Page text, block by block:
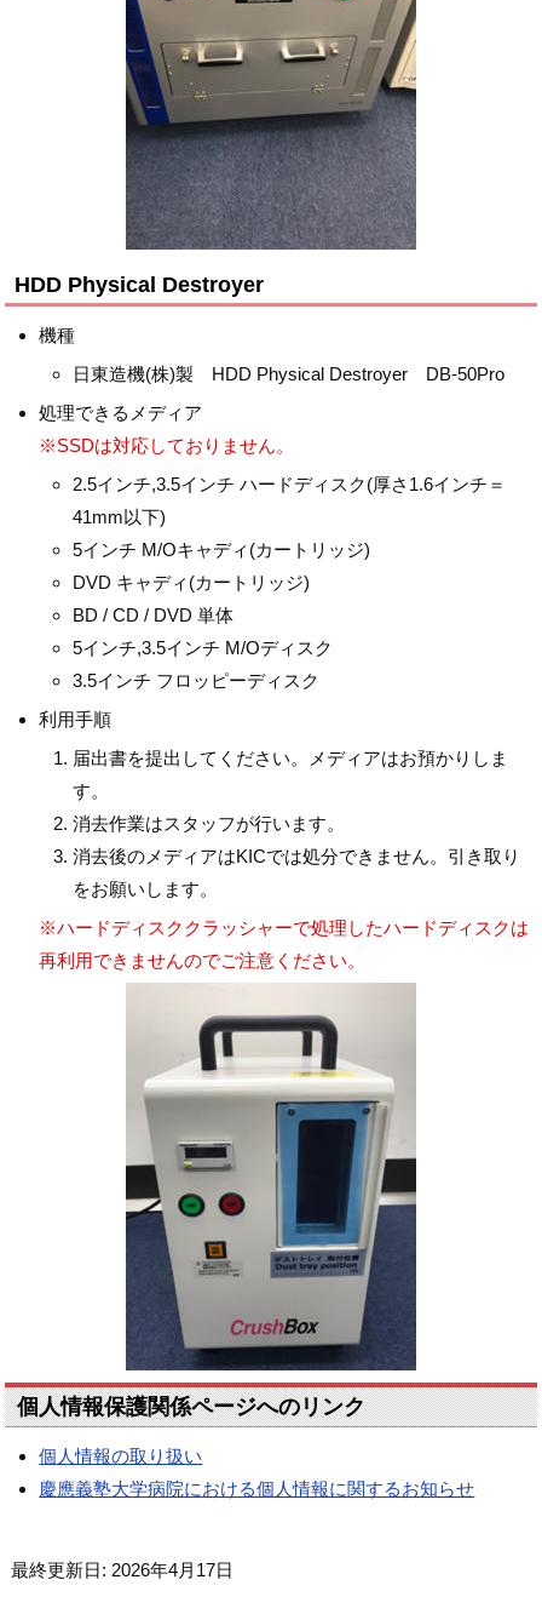
HDD Physical Destroyer
機種
日東造機(株)製 HDD Physical Destroyer DB-50Pro
処理できるメディア
※SSDは対応しておりません。
2.5インチ,3.5インチ ハードディスク(厚さ1.6インチ＝
41mm以下)
5インチ M/Oキャディ(カートリッジ)
DVD キャディ(カートリッジ)
BD / CD / DVD 単体
5インチ,3.5インチ M/Oディスク
3.5インチ フロッピーディスク
利用手順
届出書を提出してください。メディアはお預かりしま
す。
消去作業はスタッフが行います。
消去後のメディアはKICでは処分できません。引き取り
をお願いします。
※ハードディスククラッシャーで処理したハードディスクは
再利用できませんのでご注意ください。
個人情報保護関係ページへのリンク
個人情報の取り扱い
慶應義塾大学病院における個人情報に関するお知らせ
最終更新日: 2026年4月17日